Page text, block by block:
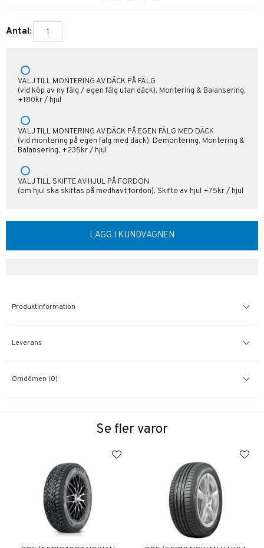
Antal:
VÄLJ TILL MONTERING AV DÄCK PÅ FÄLG
(vid köp av ny fälg / egen fälg utan däck), Montering & Balansering,
+180kr / hjul
VÄLJ TILL MONTERING AV DÄCK PÅ EGEN FÄLG MED DÄCK
(vid montering på egen fälg med däck), Demontering, Montering &
Balansering, +235kr / hjul
VÄLJ TILL SKIFTE AV HJUL PÅ FORDON
(om hjul ska skiftas på medhavt fordon), Skifte av hjul +75kr / hjul
LÄGG I KUNDVAGNEN
Produktinformation
Leverans
Omdömen (0)
Se fler varor